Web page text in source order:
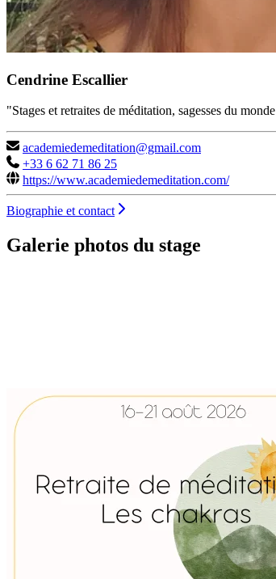
Cendrine Escallier
"Stages et retraites de méditation, sagesses du monde
academiedemeditation@gmail.com
+33 6 62 71 86 25
https://www.academiedemeditation.com/
Biographie et contact
Galerie photos du stage